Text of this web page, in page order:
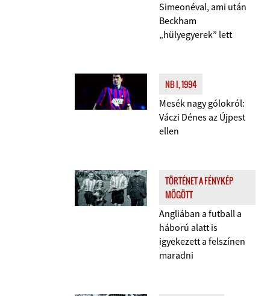
Simeonéval, ami után
Beckham
„hülyegyerek” lett
NB I, 1994
Mesék nagy gólokról:
Váczi Dénes az Újpest
ellen
TÖRTÉNET A FÉNYKÉP
MÖGÖTT
Angliában a futball a
háború alatt is
igyekezett a felszínen
maradni